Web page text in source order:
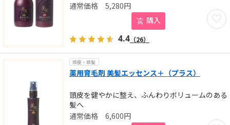
お気
5,280円
購入
4.4 （26）
頭皮・頭髪
薬用育毛剤 美髪エッセンス＋（プラス）
頭皮を健やかに整え、ふんわりボリュームのある
髪へ
6,600円